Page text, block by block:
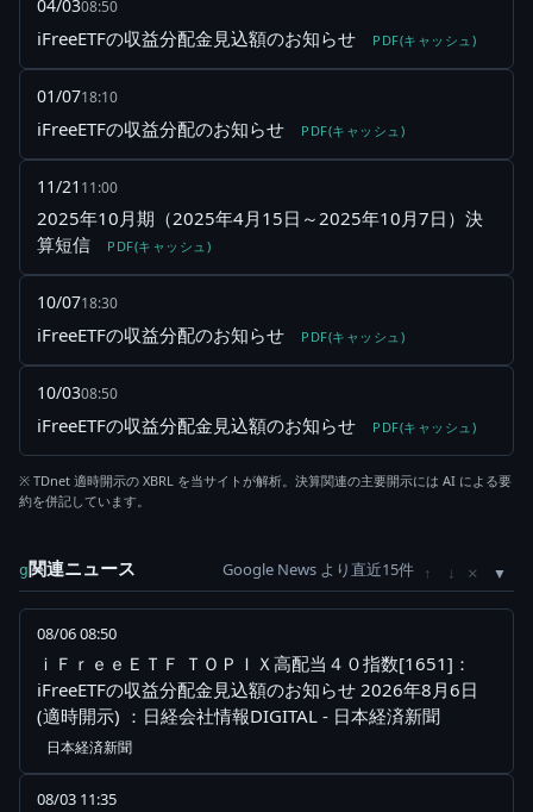
04/0308:50
iFreeETFの収益分配金見込額のお知らせ PDF(キャッシュ)
01/0718:10
iFreeETFの収益分配のお知らせ PDF(キャッシュ)
11/21 11:00
2025年10月期（2025年4月15日～2025年10月7日）決
算短信
PDF(キャッシュ)
10/0718:30
iFreeETFの収益分配のお知らせ PDF(キャッシュ)
10/0308:50
iFreeETFの収益分配金見込額のお知らせ PDF(キャッシュ)
※ TDnet 適時開示の XBRL を当サイトが解析。決算関連の主要開示には AI による要
約を併記しています。
g関連ニュース Google News より直近15件 ↑ ↓ ×
08/06 08:50
ｉＦｒｅｅＥＴＦ ＴＯＰＩＸ高配当４０指数[1651]：
iFreeETFの収益分配金見込額のお知らせ 2026年8月6日
(適時開示) ：日経会社情報DIGITAL - 日本経済新聞
日本経済新聞
08/03 11:35